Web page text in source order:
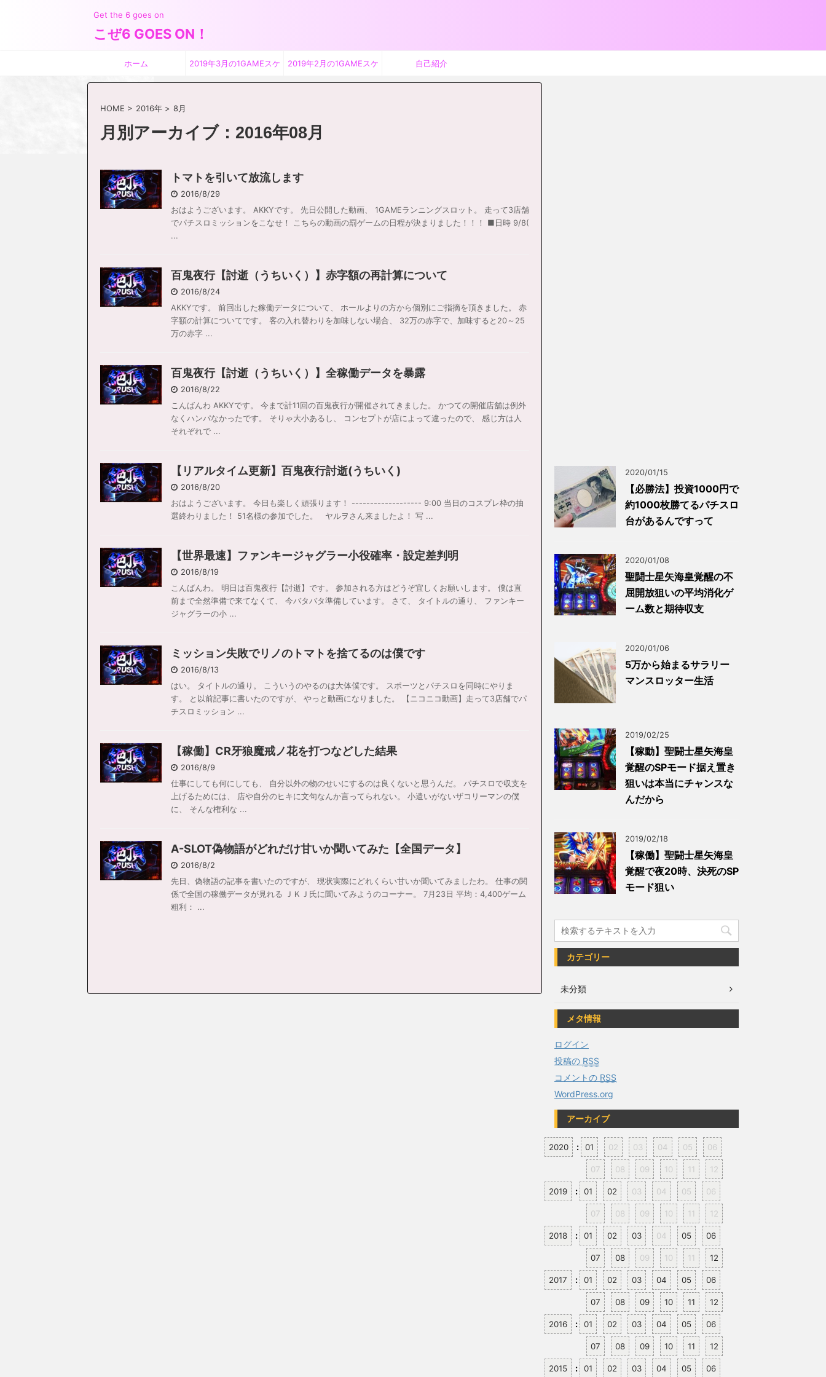
Get the 6 goes on
こぜ6 GOES ON！
ホーム 2019年3月の1GAMEスケ 2019年2月の1GAMEスケ 自己紹介
HOME > 2016年 > 8月
月別アーカイブ：2016年08月
トマトを引いて放流します
2016/8/29
おはようございます。 AKKYです。 先日公開した動画、 1GAMEランニングスロット。 走って3店舗
でパチスロミッションをこなせ！ こちらの動画の罰ゲームの日程が決まりました！！！ ■日時 9/8(
...
百鬼夜行【討逝（うちいく）】赤字額の再計算について
2016/8/24
AKKYです。 前回出した稼働データについて、 ホールよりの方から個別にご指摘を頂きました。 赤
字額の計算についてです。 客の入れ替わりを加味しない場合、 32万の赤字で、加味すると20～25
万の赤字 ...
百鬼夜行【討逝（うちいく）】全稼働データを暴露
2016/8/22
こんばんわ AKKYです。 今まで計11回の百鬼夜行が開催されてきました。 かつての開催店舗は例外
なくハンパなかったです。 そりゃ大小あるし、 コンセプトが店によって違ったので、 感じ方は人
それぞれで ...
【リアルタイム更新】百鬼夜行討逝(うちいく)
2016/8/20
おはようございます。 今日も楽しく頑張ります！ ------------------- 9:00 当日のコスプレ枠の抽
選終わりました！ 51名様の参加でした。 ヤルヲさん来ましたよ！ 写 ...
【世界最速】ファンキージャグラー小役確率・設定差判明
2016/8/19
こんばんわ。 明日は百鬼夜行【討逝】です。 参加される方はどうぞ宜しくお願いします。 僕は直
前まで全然準備で来てなくて、 今バタバタ準備しています。 さて、 タイトルの通り、 ファンキー
ジャグラーの小 ...
ミッション失敗でリノのトマトを捨てるのは僕です
2016/8/13
はい。 タイトルの通り。 こういうのやるのは大体僕です。 スポーツとパチスロを同時にやりま
す。 と以前記事に書いたのですが、 やっと動画になりました。 【ニコニコ動画】走って3店舗でパ
チスロミッション ...
【稼働】CR牙狼魔戒ノ花を打つなどした結果
2016/8/9
仕事にしても何にしても、 自分以外の物のせいにするのは良くないと思うんだ。 パチスロで収支を
上げるためには、 店や自分のヒキに文句なんか言ってられない。 小遣いがないザコリーマンの僕
に、 そんな権利な ...
A-SLOT偽物語がどれだけ甘いか聞いてみた【全国データ】
2016/8/2
先日、偽物語の記事を書いたのですが、 現状実際にどれくらい甘いか聞いてみましたわ。 仕事の関
係で全国の稼働データが見れる ＪＫＪ氏に聞いてみようのコーナー。 7月23日 平均：4,400ゲーム
粗利： ...
2020/01/15
【必勝法】投資1000円で
約1000枚勝てるパチスロ
台があるんですって
2020/01/08
聖闘士星矢海皇覚醒の不
屈開放狙いの平均消化ゲ
ーム数と期待収支
2020/01/06
5万から始まるサラリー
マンスロッター生活
2019/02/25
【稼動】聖闘士星矢海皇
覚醒のSPモード据え置き
狙いは本当にチャンスな
んだから
2019/02/18
【稼働】聖闘士星矢海皇
覚醒で夜20時、決死のSP
モード狙い
カテゴリー
未分類
メタ情報
ログイン
投稿の RSS
コメントの RSS
WordPress.org
アーカイブ
2020 : 01 02 03 04 05 06
07 08 09 10 11 12
2019 : 01 02 03 04 05 06
07 08 09 10 11 12
2018 : 01 02 03 04 05 06
07 08 09 10 11 12
2017 : 01 02 03 04 05 06
07 08 09 10 11 12
2016 : 01 02 03 04 05 06
07 08 09 10 11 12
2015 : 01 02 03 04 05 06